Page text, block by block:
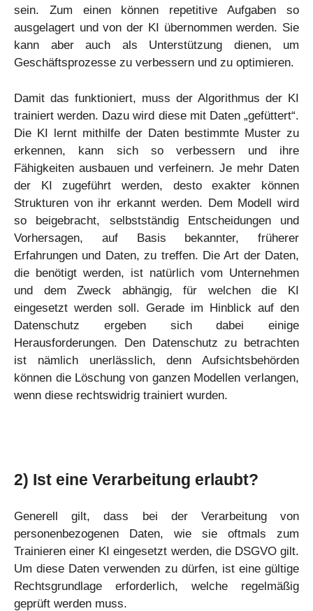
sein. Zum einen können repetitive Aufgaben so
ausgelagert und von der KI übernommen werden. Sie
kann aber auch als Unterstützung dienen, um
Geschäftsprozesse zu verbessern und zu optimieren.
Damit das funktioniert, muss der Algorithmus der KI
trainiert werden. Dazu wird diese mit Daten „gefüttert“.
Die KI lernt mithilfe der Daten bestimmte Muster zu
erkennen, kann sich so verbessern und ihre
Fähigkeiten ausbauen und verfeinern. Je mehr Daten
der KI zugeführt werden, desto exakter können
Strukturen von ihr erkannt werden. Dem Modell wird
so beigebracht, selbstständig Entscheidungen und
Vorhersagen, auf Basis bekannter, früherer
Erfahrungen und Daten, zu treffen. Die Art der Daten,
die benötigt werden, ist natürlich vom Unternehmen
und dem Zweck abhängig, für welchen die KI
eingesetzt werden soll. Gerade im Hinblick auf den
Datenschutz ergeben sich dabei einige
Herausforderungen. Den Datenschutz zu betrachten
ist nämlich unerlässlich, denn Aufsichtsbehörden
können die Löschung von ganzen Modellen verlangen,
wenn diese rechtswidrig trainiert wurden.
2) Ist eine Verarbeitung erlaubt?
Generell gilt, dass bei der Verarbeitung von
personenbezogenen Daten, wie sie oftmals zum
Trainieren einer KI eingesetzt werden, die DSGVO gilt.
Um diese Daten verwenden zu dürfen, ist eine gültige
Rechtsgrundlage erforderlich, welche regelmäßig
geprüft werden muss.